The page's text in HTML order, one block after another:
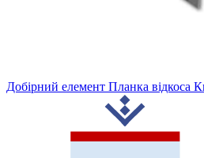
Добірний елемент Планка відкоса